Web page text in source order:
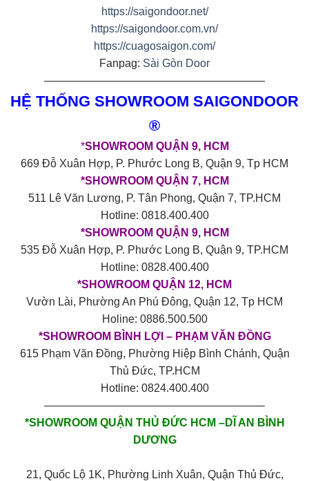
https://saigondoor.net/
https://saigondoor.com.vn/
https://cuagosaigon.com/
Fanpag: Sài Gòn Door
————————————————————
HỆ THỐNG SHOWROOM SAIGONDOOR
®
*SHOWROOM QUẬN 9, HCM
669 Đỗ Xuân Hợp, P. Phước Long B, Quận 9, Tp HCM
*SHOWROOM QUẬN 7, HCM
511 Lê Văn Lương, P. Tân Phong, Quận 7, TP.HCM
Hotline: 0818.400.400
*SHOWROOM QUẬN 9, HCM
535 Đỗ Xuân Hợp, P. Phước Long B, Quận 9, TP.HCM
Hotline: 0828.400.400
*SHOWROOM QUẬN 12, HCM
Vườn Lài, Phường An Phú Đông, Quận 12, Tp HCM
Holine: 0886.500.500
*SHOWROOM BÌNH LỢI – PHẠM VĂN ĐỒNG
615 Phạm Văn Đồng, Phường Hiệp Bình Chánh, Quận
Thủ Đức, TP.HCM
Hotline: 0824.400.400
————————————————————
*SHOWROOM QUẬN THỦ ĐỨC HCM –DĨ AN BÌNH
DƯƠNG
21, Quốc Lộ 1K, Phường Linh Xuân, Quận Thủ Đức,